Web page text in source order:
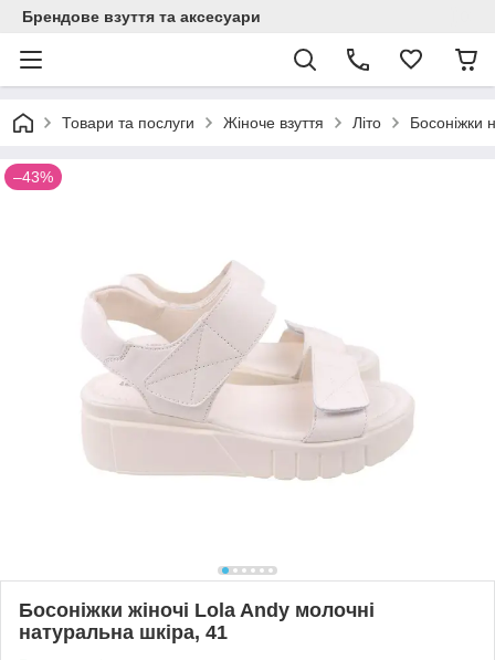
Брендове взуття та аксесуари
Товари та послуги Жіноче взуття Літо Босоніжки
–43%
Босоніжки жіночі Lola Andy молочні
натуральна шкіра, 41